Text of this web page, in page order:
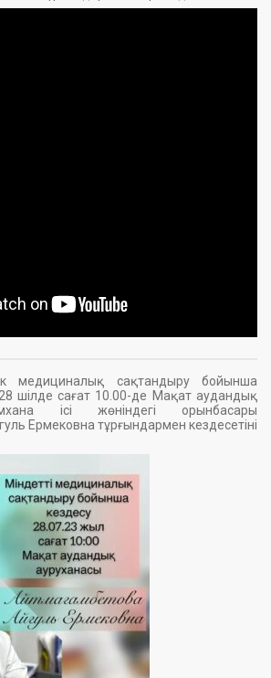
медициналық сақтандыру бойынша
шілде сағат 10.00-де Мақат аудандық
ісі жөніндегі орынбасары
Ермековна тұрғындармен кездесетіні